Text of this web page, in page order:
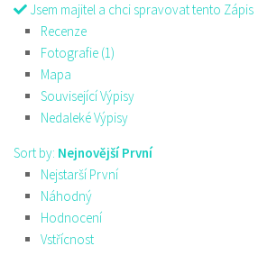
Jsem majitel a chci spravovat tento Zápis
Recenze
Fotografie (1)
Mapa
Související Výpisy
Nedaleké Výpisy
Sort by: Nejnovější První
Nejstarší První
Náhodný
Hodnocení
Vstřícnost